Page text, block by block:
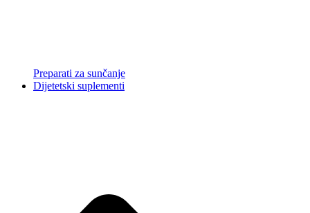
Preparati za sunčanje
Dijetetski suplementi